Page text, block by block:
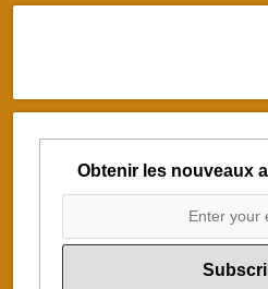
Obtenir les nouveaux